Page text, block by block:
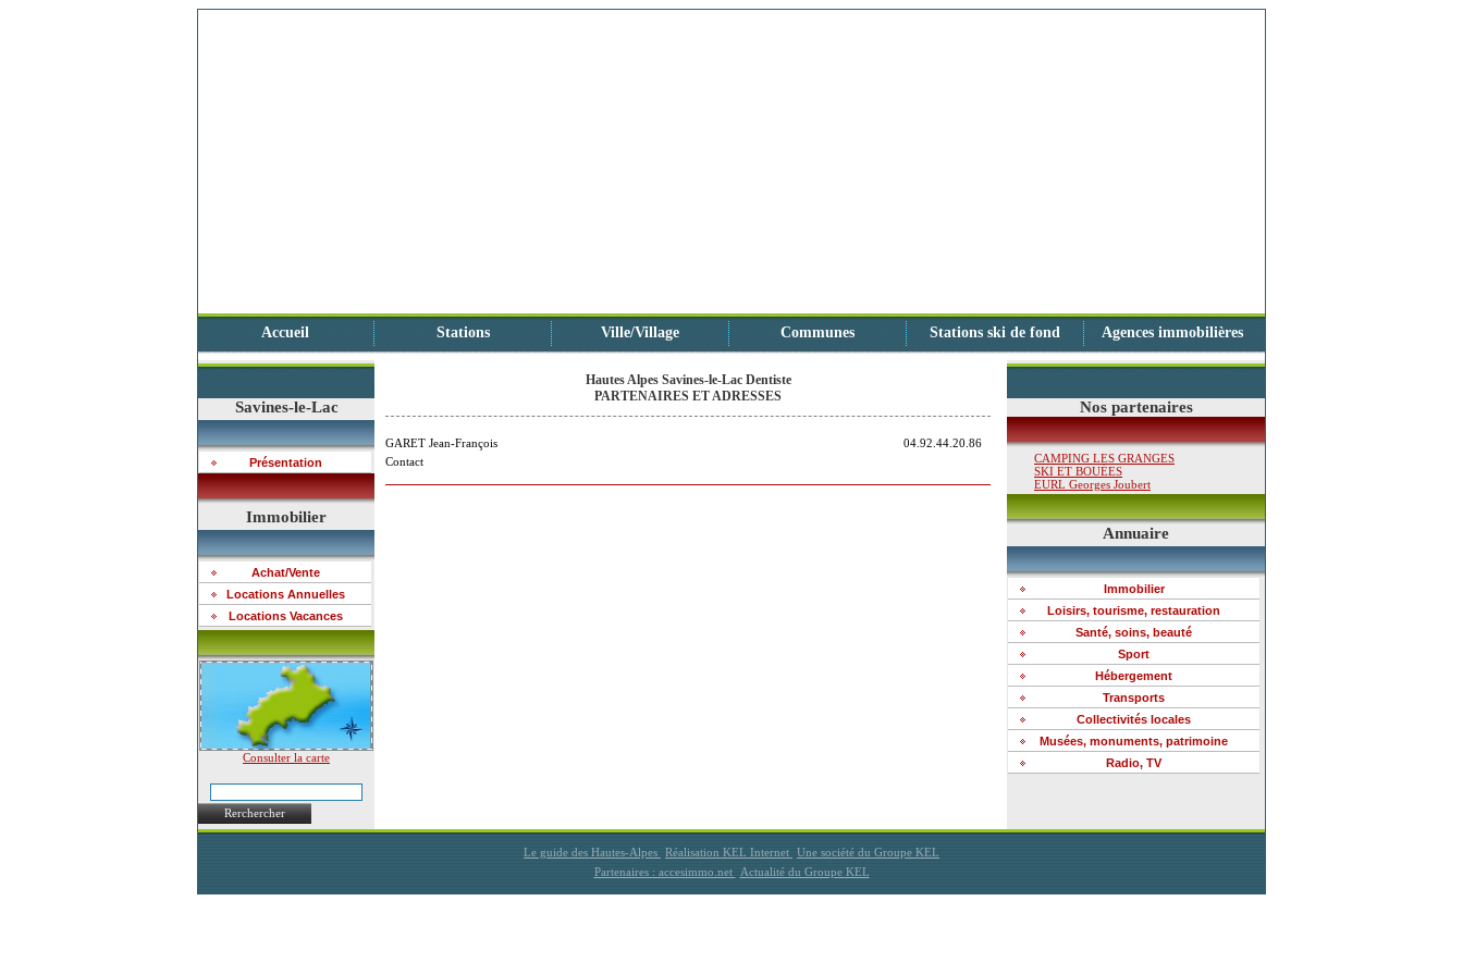
Accueil Stations Ville/Village Communes Stations ski de fond Agences immobilières
Savines-le-Lac
Présentation
Immobilier
Achat/Vente
Locations Annuelles
Locations Vacances
Consulter la carte
Rerchercher
Hautes Alpes Savines-le-Lac Dentiste
PARTENAIRES ET ADRESSES
04.92.44.20.86
GARET Jean-François
Contact
Nos partenaires
CAMPING LES GRANGES
SKI ET BOUÉES
EURL Georges Joubert
Annuaire
Immobilier
Loisirs, tourisme, restauration
Santé, soins, beauté
Sport
Hébergement
Transports
Collectivités locales
Musées, monuments, patrimoine
Radio, TV
Le guide des Hautes-Alpes Réalisation KEL Internet Une société du Groupe KEL
Partenaires : accesimmo.net
Actualité du Groupe KEL